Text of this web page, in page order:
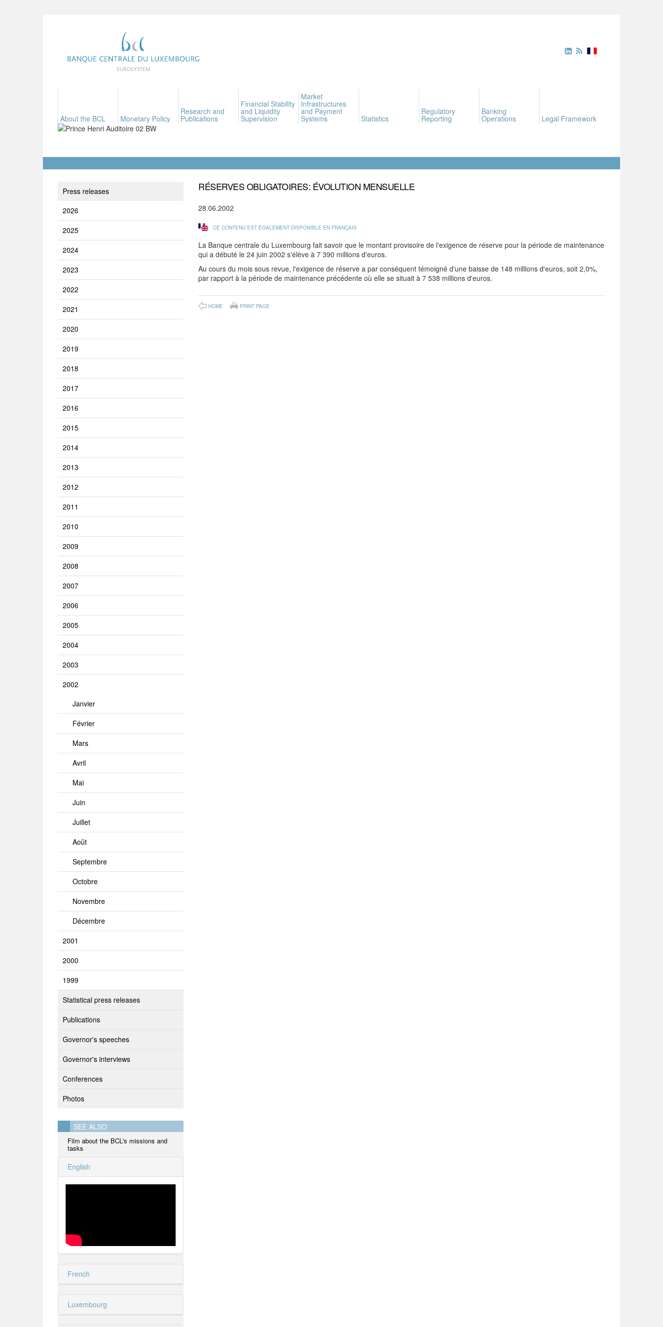
About the BCL Monetary Policy
Research and
Publications
Financial Stability
and Liquidity
Supervision
Market
Infrastructures
and Payment
Systems Statistics
Regulatory
Reporting
Banking
Operations Legal Framework
Press releases
2026
2025
2024
2023
2022
2021
2020
2019
2018
2017
2016
2015
2014
2013
2012
2011
2010
2009
2008
2007
2006
2005
2004
2003
2002
Janvier
Février
Mars
Avril
Mai
Juin
Juillet
Août
Septembre
Octobre
Novembre
Décembre
2001
2000
1999
Statistical press releases
Publications
Governor's speeches
Governor's interviews
Conferences
Photos
SEE ALSO
Film about the BCL's missions and
tasks
English
French
Luxembourg
RÉSERVES OBLIGATOIRES: ÉVOLUTION MENSUELLE
28.06.2002
CE CONTENU EST ÉGALEMENT DISPONIBLE EN FRANÇAIS
La Banque centrale du Luxembourg fait savoir que le montant provisoire de l'exigence de réserve pour la période de maintenance
qui a débuté le 24 juin 2002 s'élève à 7 390 millions d'euros.
Au cours du mois sous revue, l'exigence de réserve a par conséquent témoigné d'une baisse de 148 millions d'euros, soit 2,0%,
par rapport à la période de maintenance précédente où elle se situait à 7 538 millions d'euros.
HOME PRINT PAGE